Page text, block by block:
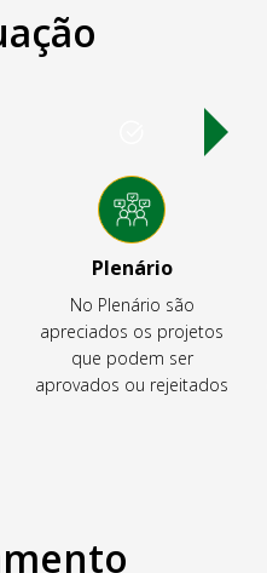
Plenário
No Plenário são
apreciados os projetos
que podem ser
aprovados ou rejeitados